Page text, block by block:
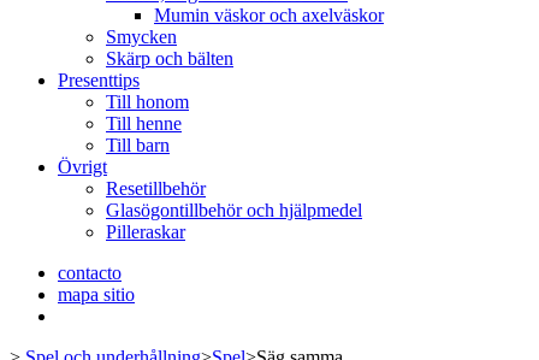
Mumin väskor och axelväskor
Smycken
Skärp och bälten
Presenttips
Till honom
Till henne
Till barn
Övrigt
Resetillbehör
Glasögontillbehör och hjälpmedel
Pilleraskar
contacto
mapa sitio